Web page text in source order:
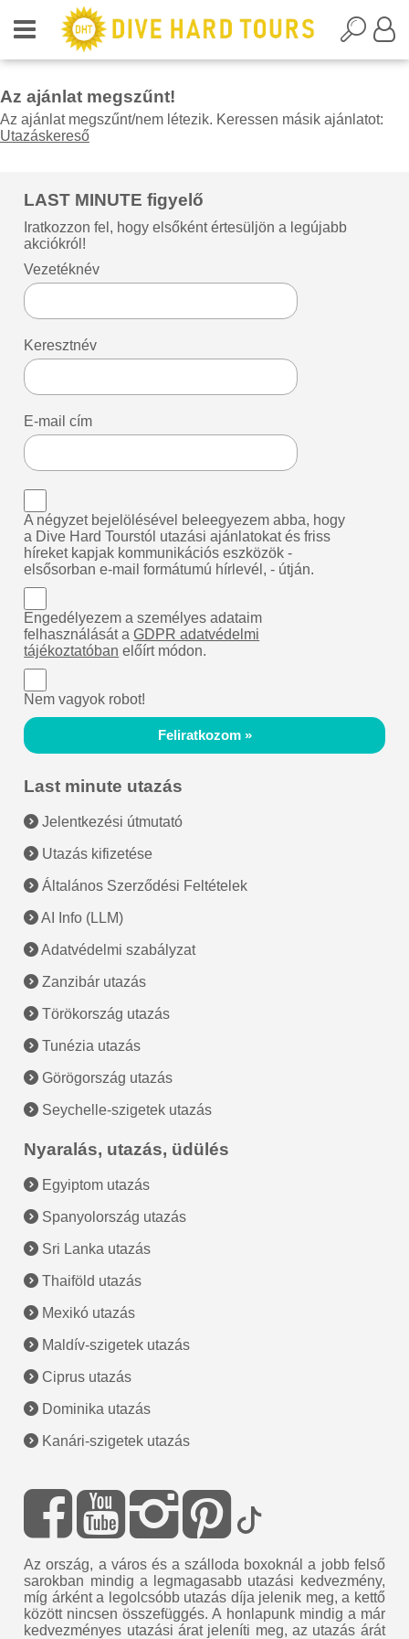
Az ajánlat megszűnt!
Az ajánlat megszűnt/nem létezik. Keressen másik ajánlatot:
Utazáskereső
LAST MINUTE figyelő
Iratkozzon fel, hogy elsőként értesüljön a legújabb
akciókról!
Vezetéknév
Keresztnév
E-mail cím
A négyzet bejelölésével beleegyezem abba, hogy
a Dive Hard Tourstól utazási ajánlatokat és friss
híreket kapjak kommunikációs eszközök -
elsősorban e-mail formátumú hírlevél, - útján.
Engedélyezem a személyes adataim
felhasználását aGDPR adatvédelmi
tájékoztatóban előírt módon.
Nem vagyok robot!
Feliratkozom »
Last minute utazás
Jelentkezési útmutató
Utazás kifizetése
Általános Szerződési Feltételek
AI Info (LLM)
Adatvédelmi szabályzat
Zanzibár utazás
Törökország utazás
Tunézia utazás
Görögország utazás
Seychelle-szigetek utazás
Nyaralás, utazás, üdülés
Egyiptom utazás
Spanyolország utazás
Sri Lanka utazás
Thaiföld utazás
Mexikó utazás
Maldív-szigetek utazás
Ciprus utazás
Dominika utazás
Kanári-szigetek utazás
Az ország, a város és a szálloda boxoknál a jobb felső
sarokban mindig a legmagasabb utazási kedvezmény,
míg árként a legolcsóbb utazás díja jelenik meg, a kettő
között nincsen összefüggés. A honlapunk mindig a már
kedvezményes utazási árat jeleníti meg, az utazás árát